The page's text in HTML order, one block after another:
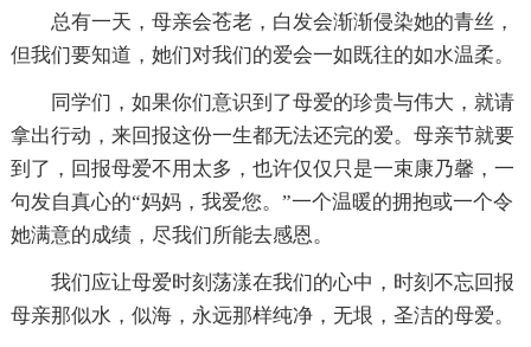
总有一天，母亲会苍老，白发会渐渐侵染她的青丝，
但我们要知道，她们对我们的爱会一如既往的如水温柔。
同学们，如果你们意识到了母爱的珍贵与伟大，就请
拿出行动，来回报这份一生都无法还完的爱。母亲节就要
到了，回报母爱不用太多，也许仅仅只是一束康乃馨，一
句发自真心的“妈妈，我爱您。”一个温暖的拥抱或一个令
她满意的成绩，尽我们所能去感恩。
我们应让母爱时刻荡漾在我们的心中，时刻不忘回报
母亲那似水，似海，永远那样纯净，无垠，圣洁的母爱。